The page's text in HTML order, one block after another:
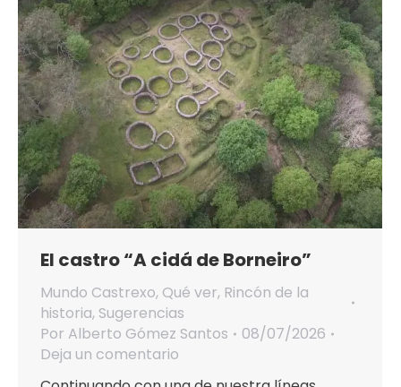
El castro “A cidá de Borneiro”
Mundo Castrexo, Qué ver, Rincón de la
historia, Sugerencias
Por Alberto Gómez Santos
08/07/2026
Deja un comentario